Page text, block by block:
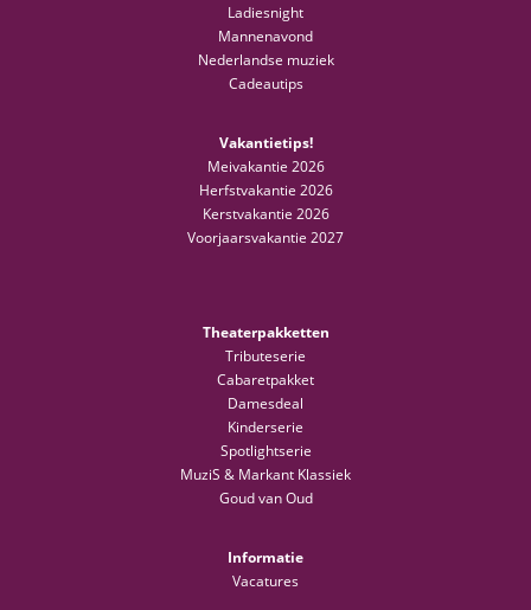
Ladiesnight
Mannenavond
Nederlandse muziek
Cadeautips
Vakantietips!
Meivakantie 2026
Herfstvakantie 2026
Kerstvakantie 2026
Voorjaarsvakantie 2027
Theaterpakketten
Tributeserie
Cabaretpakket
Damesdeal
Kinderserie
Spotlightserie
MuziS & Markant Klassiek
Goud van Oud
Informatie
Vacatures